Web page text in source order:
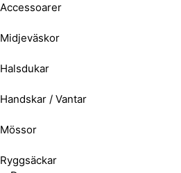
Accessoarer
Midjeväskor
Halsdukar
Handskar / Vantar
Mössor
Ryggsäckar